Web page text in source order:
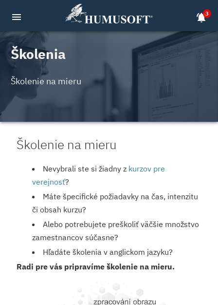
menu notifications_active3
Školenia
Školenie na mieru
Školenie na mieru
Nevybrali ste si žiadny z kurzov pre
verejnosť?
Máte špecifické požiadavky na čas, intenzitu
či obsah kurzu?
Alebo potrebujete preškoliť väčšie množstvo
zamestnancov súčasne?
Hľadáte školenia v anglickom jazyku?
Radi pre vás pripravíme školenie na mieru.